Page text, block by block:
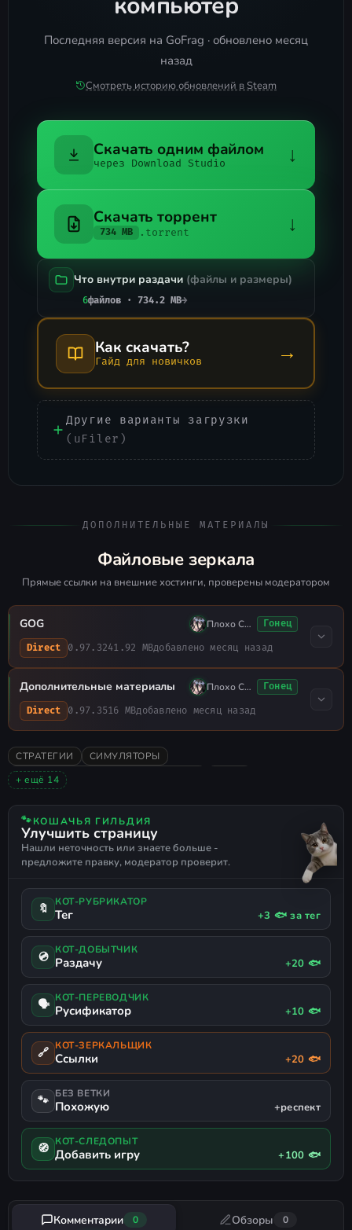
Последняя версия на GoFrag · обновлено месяц
назад
Смотреть историю обновлений в Steam
Скачать одним файлом
через Download Studio ↓
Скачать торрент
734 MB .torrent ↓
Что внутри раздачи (файлы и размеры)
6файлов · 734.2 MB→
Как скачать?
Гайд для новичков →
Другие варианты загрузки
(uFiler)
ДОПОЛНИТЕЛЬНЫЕ МАТЕРИАЛЫ
Файловые зеркала
Прямые ссылки на внешние хостинги, проверены модератором
GOG Плохо Спал Гонец
Direct 0.97.3241.92 MBдобавлено месяц назад
Дополнительные материалы Плохо Спал Гонец
Direct 0.97.3516 MBдобавлено месяц назад
СТРАТЕГИИ
СИМУЛЯТОРЫ
ГРАДОСТРОИТЕЛЬНЫЙ СИМУЛЯТОР
ОДИНОЧНАЯ
2D
СТРОИТЕЛЬСТВО БАЗЫ
РОБОТЫ
ОБРАЗОВАТЕЛЬНАЯ
ПРОГРАММИРОВАНИЕ
РУССКИЙ ЯЗЫК
+ ещё 14
🐾КОШАЧЬЯ ГИЛЬДИЯ
Улучшить страницу
Нашли неточность или знаете больше -
предложите правку, модератор проверит.
🔖 КОТ-РУБРИКАТОР
Тег +3 🐟 за тег
💿 КОТ-ДОБЫТЧИК
Раздачу +20 🐟
🗣 КОТ-ПЕРЕВОДЧИК
Русификатор +10 🐟
🔗 КОТ-ЗЕРКАЛЬЩИК
Ссылки +20 🐟
🐾 БЕЗ ВЕТКИ
Похожую +респект
🧭 КОТ-СЛЕДОПЫТ
Добавить игру +100 🐟
Комментарии 0 Обзоры 0